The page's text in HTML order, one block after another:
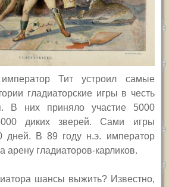
Тит устроил самые
гладиаторские игры в честь
В них приняло участие 5000
диких зверей. Сами игры
дней. В 89 году н.э. император
гладиаторов-карликов.
шансы выжить? Известно,